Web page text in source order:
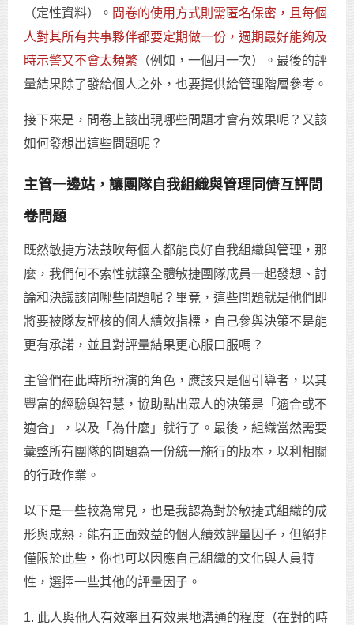
（定性資料）。 問卷的使用方式則需匿名保密，且每個
人對其所有共事夥伴都要定期做一份，週期最好能夠及
時示警又不會太頻繁 （例如，一個月一次）。最後的評
量結果除了發給個人之外，也要提供給管理階層參考。
接下來是，問卷上該出現哪些問題才會有效果呢？又該
如何發想出這些問題呢？
主管一邊站，讓團隊自我組織與管理同儕互評問
卷問題
既然敏捷方法鼓吹每個人都能良好自我組織與管理，那
麼，我們何不索性就讓全體敏捷團隊成員一起發想、討
論和決議該問哪些問題呢？畢竟，這些問題就是他們即
將要被隊友評核的個人績效指標，自己參與決策不是能
更有承諾，並且對評量結果更心服口服嗎？
主管們在此時所扮演的角色，應該只是個引導者，以其
豐富的經驗與智慧，協助點出眾人的決策是「適合或不
適合」，以及「為什麼」就行了。最後，組織當然需要
彙整所有團隊的問題為一份統一施行的版本，以利相關
的行政作業。
以下是一些較為常見，也是我認為對於敏捷式組織的成
形與成熟，能有正面效益的個人績效評量因子，但絕非
僅限於此些，你也可以因應自己組織的文化與人員特
性，選擇一些其他的評量因子。
1. 此人與他人有效率且有效果地溝通的程度（在對的時